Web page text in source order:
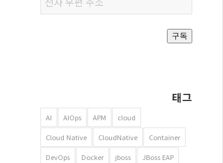
우편
주소
구독
태그
AI AIOps APM cloud
Cloud Native CloudNative Container
DevOps Docker jboss JBoss EAP